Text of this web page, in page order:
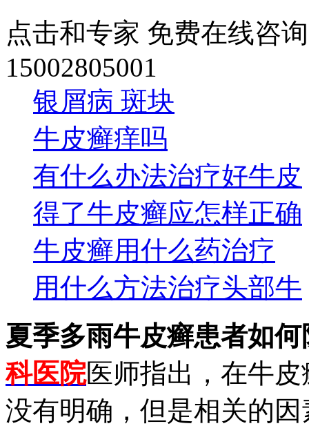
点击和专家 免费在线咨
15002805001
银屑病 斑块
牛皮癣痒吗
有什么办法治疗好牛皮
得了牛皮癣应怎样正确
牛皮癣用什么药治疗
用什么方法治疗头部牛
夏季多雨牛皮癣患者如
科医院医师指出，在牛
没有明确，但是相关的